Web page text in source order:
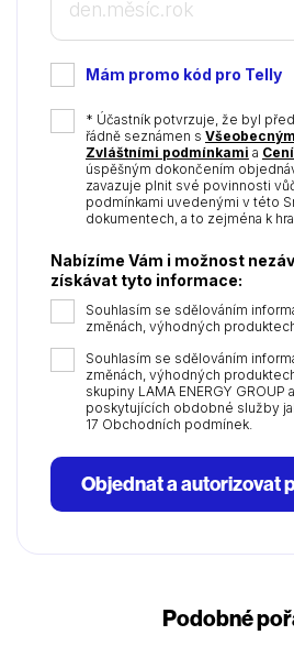
DD
dot
MM
dot
YYYY
Mám promo kód pro Telly
* Účastník potvrzuje, že byl
řádně seznámen s
Zvláštními podmínkami a
úspěšným dokončením
zavazuje plnit své povinnosti
podmínkami uvedenými v této
dokumentech, a to zejména k
Nabízíme Vám i možnost
získávat tyto informace:
Souhlasím se sdělováním
změnách, výhodných
Souhlasím se sdělováním
změnách, výhodných
skupiny LAMA ENERGY GROUP
poskytujících obdobné služby
17 Obchodních podmínek.
Objednat a autorizovat
Podobné